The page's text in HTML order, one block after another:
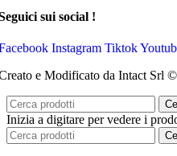
sui social !
Instagram Tiktok
e Modificato da Intact Srl
Inizia a digitare per vedere i